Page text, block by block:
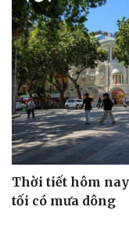
Thời tiết hôm
tối có mưa dông